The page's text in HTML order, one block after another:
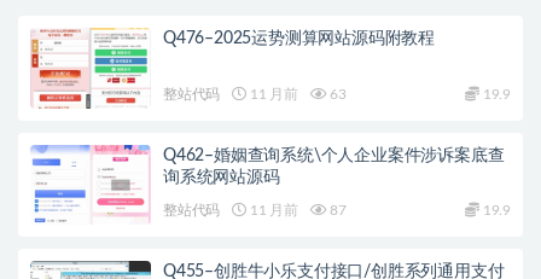
Q476–2025运势测算网站源码附教程
整站代码 11 月前 63 19.9
Q462–婚姻查询系统\个人企业案件涉诉案底查
询系统网站源码
整站代码 11 月前 87 19.9
Q455–创胜牛小乐支付接口/创胜系列通用支付